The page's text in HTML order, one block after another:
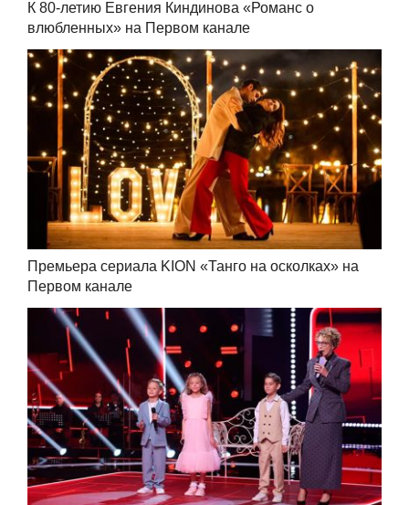
К 80-летию Евгения Киндинова «Романс о
влюбленных» на Первом канале
Премьера сериала KION «Танго на осколках» на
Первом канале